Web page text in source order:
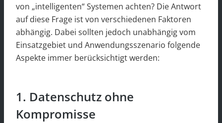
von „intelligenten“ Systemen achten? Die Antwort
auf diese Frage ist von verschiedenen Faktoren
abhängig. Dabei sollten jedoch unabhängig vom
Einsatzgebiet und Anwendungsszenario folgende
Aspekte immer berücksichtigt werden:
1. Datenschutz ohne
Kompromisse